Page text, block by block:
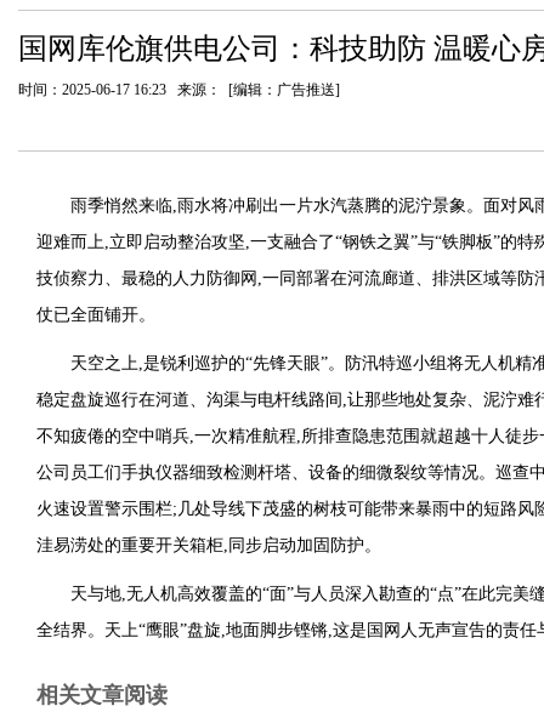
国网库伦旗供电公司：科技助防 温暖心
时间：2025-06-17 16:23 来源： [编辑：广告推送]
雨季悄然来临,雨水将冲刷出一片水汽蒸腾的泥泞景象。面对
迎难而上,立即启动整治攻坚,一支融合了“钢铁之翼”与“铁脚板”的
技侦察力、最稳的人力防御网,一同部署在河流廊道、排洪区域等防
仗已全面铺开。
天空之上,是锐利巡护的“先锋天眼”。防汛特巡小组将无人机精
稳定盘旋巡行在河道、沟渠与电杆线路间,让那些地处复杂、泥泞难
不知疲倦的空中哨兵,一次精准航程,所排查隐患范围就超越十人徒
公司员工们手执仪器细致检测杆塔、设备的细微裂纹等情况。巡查
火速设置警示围栏;几处导线下茂盛的树枝可能带来暴雨中的短路风
洼易涝处的重要开关箱柜,同步启动加固防护。
天与地,无人机高效覆盖的“面”与人员深入勘查的“点”在此完美
全结界。天上“鹰眼”盘旋,地面脚步铿锵,这是国网人无声宣告的责任
相关文章阅读